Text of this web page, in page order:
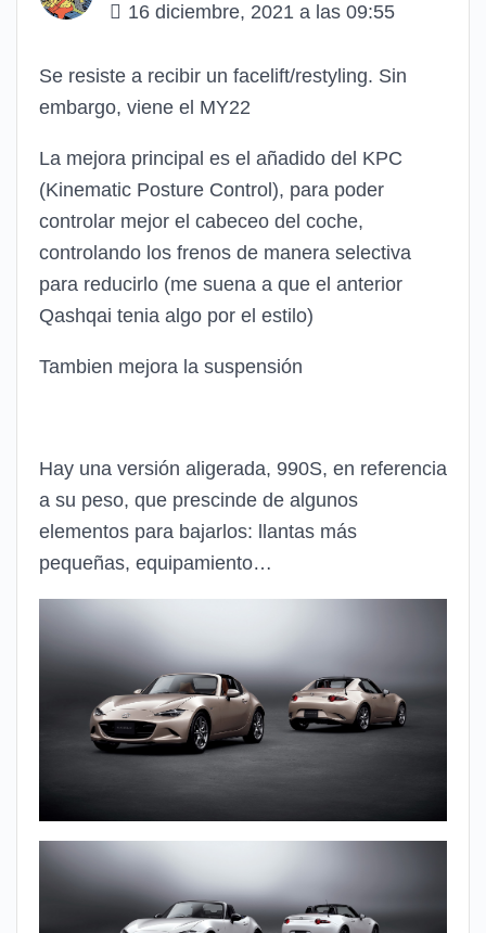
16 diciembre, 2021 a las 09:55
Se resiste a recibir un facelift/restyling. Sin
embargo, viene el MY22
La mejora principal es el añadido del KPC
(Kinematic Posture Control), para poder
controlar mejor el cabeceo del coche,
controlando los frenos de manera selectiva
para reducirlo (me suena a que el anterior
Qashqai tenia algo por el estilo)
Tambien mejora la suspensión
Hay una versión aligerada, 990S, en referencia
a su peso, que prescinde de algunos
elementos para bajarlos: llantas más
pequeñas, equipamiento…